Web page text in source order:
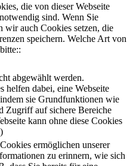
die von dieser Webseite
sind. Wenn Sie
wir auch Cookies setzen, die
speichern. Welche Art von
abgewählt werden.
helfen dabei, eine Webseite
sie Grundfunktionen wie
Zugriff auf sichere Bereiche
kann ohne diese Cookies
ermöglichen unserer
zu erinnern, wie sich